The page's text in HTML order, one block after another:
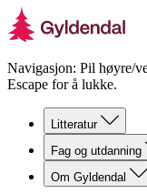
Navigasjon: Pil høyre/
Escape for å lukke.
Litteratur
Fag og utdanning
Om Gyldendal